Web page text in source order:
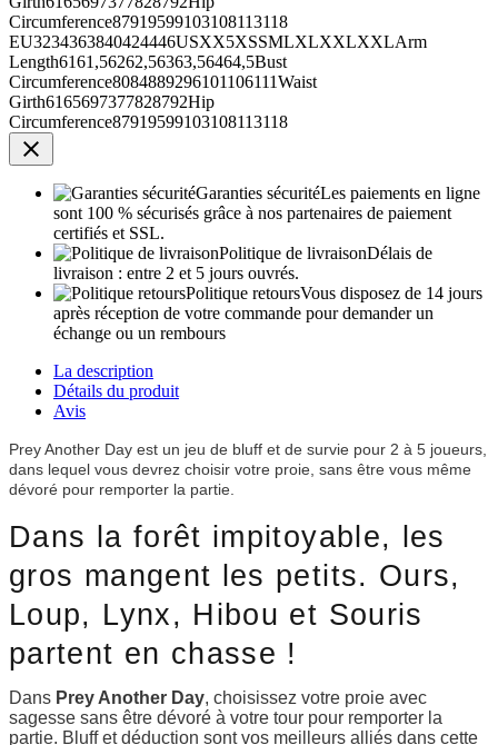
Circumference87919599103108113118
EU3234363840424446USXX5XSSMLXLXXLXXLArm
Length6161,56262,56363,56464,5Bust
Circumference8084889296101106111Waist
Girth6165697377828792Hip
Circumference87919599103108113118

Garanties sécuritéLes paiements en ligne
sont 100 % sécurisés grâce à nos partenaires de paiement
certifiés et SSL.
Politique de livraisonDélais de
livraison : entre 2 et 5 jours ouvrés.
Politique retoursVous disposez de 14 jours
après réception de votre commande pour demander un
échange ou un rembours
La description
Détails du produit
Avis
Prey Another Day est un jeu de bluff et de survie pour 2 à 5 joueurs,
dans lequel vous devrez choisir votre proie, sans être vous même
dévoré pour remporter la partie.
Dans la forêt impitoyable, les
gros mangent les petits. Ours,
Loup, Lynx, Hibou et Souris
partent en chasse !
Dans Prey Another Day, choisissez votre proie avec
sagesse sans être dévoré à votre tour pour remporter la
partie. Bluff et déduction sont vos meilleurs alliés dans cette